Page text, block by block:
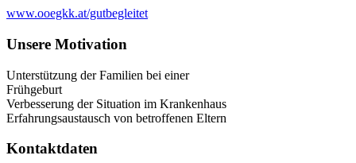
www.ooegkk.at/gutbegleitet
Unsere Motivation
Unterstützung der Familien bei einer
Frühgeburt
Verbesserung der Situation im Krankenhaus
Erfahrungsaustausch von betroffenen Eltern
Kontaktdaten